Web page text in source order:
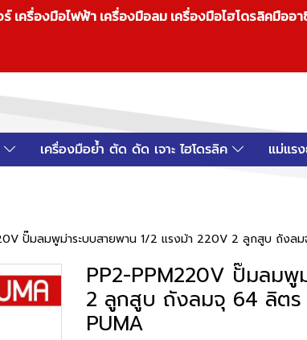
เครื่องมือไฟฟ้า เครื่องมือลม เครื่องมือไฮโดรลิคมือ
เครื่องมือย้ำ ตัด ดัด เจาะ ไฮโดรลิค แม่แร
ปั๊มลมพูม่าระบบสายพาน 1/2 แรงม้า 220V 2 ลูกสูบ ถัง
PP2-PPM220V ปั๊มลมพู
2 ลูกสูบ ถังลมจุ 64 ลิต
PUMA